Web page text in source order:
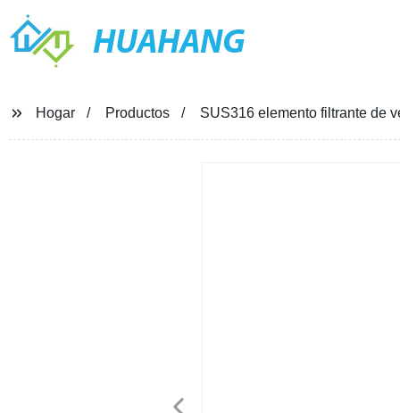
HUAHANG
Hogar Productos SUS316 elemento filtrante de